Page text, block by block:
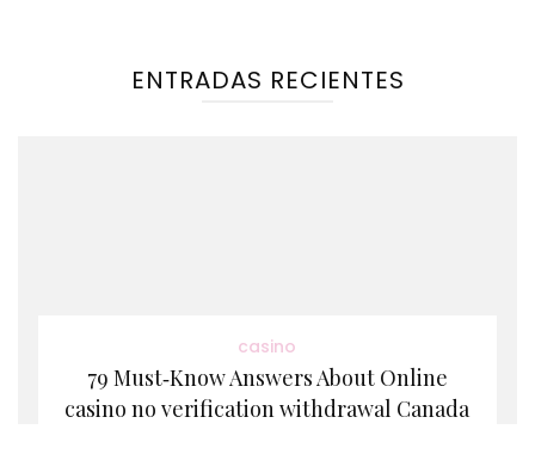
ENTRADAS RECIENTES
casino
79 Must‑Know Answers About Online
casino no verification withdrawal Canada